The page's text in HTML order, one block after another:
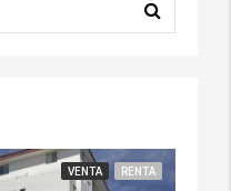
VENTA RENTA